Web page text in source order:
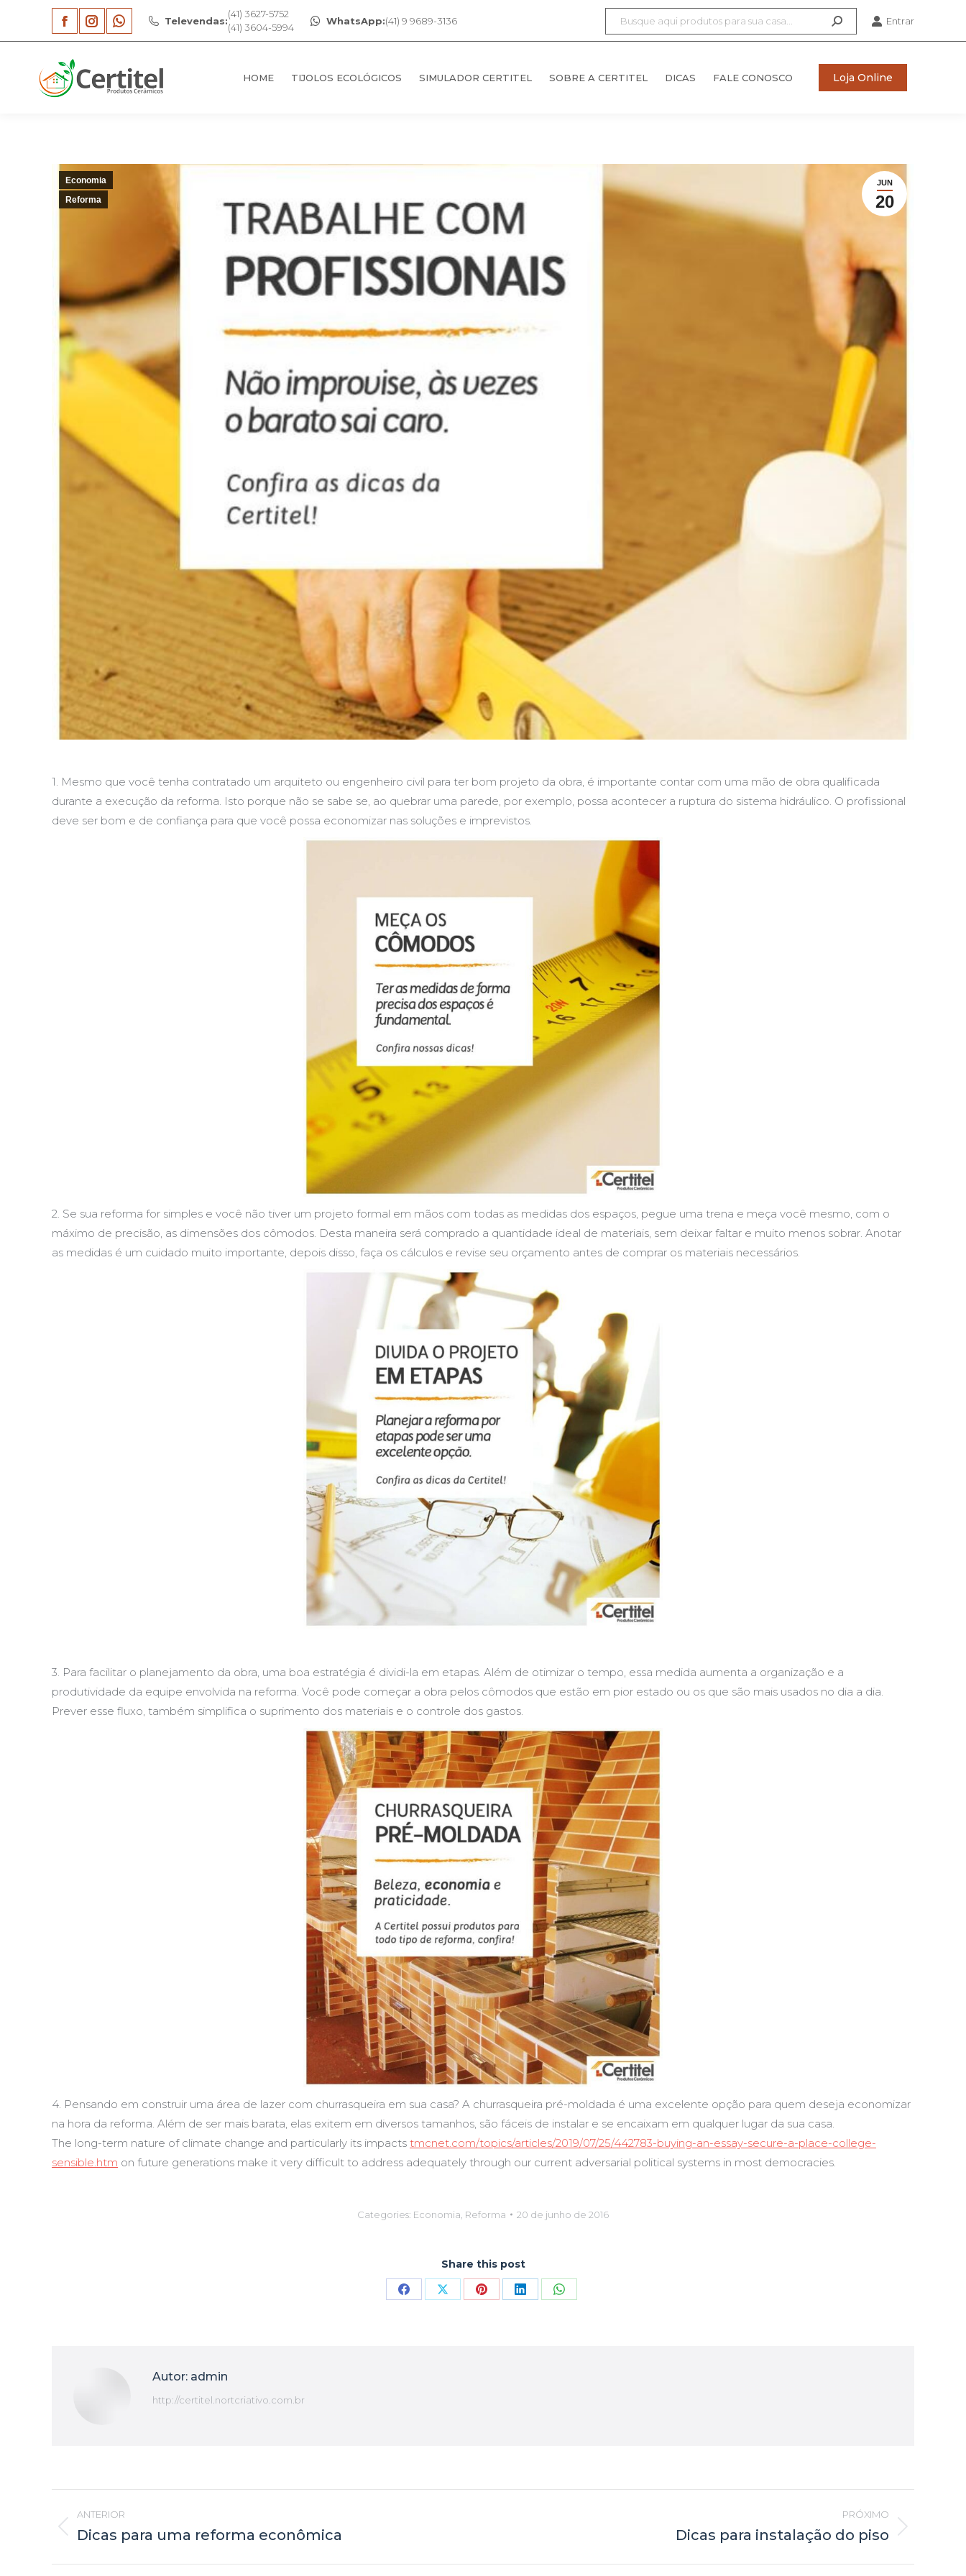
Facebook
page
opens
window
Instagram
opens
window
Whatsapp
opens
window
Televendas:
(41) 3627-5752
(41) 3604-5994
WhatsApp:(41) 9 9689-3136 Entrar
HOME TIJOLOS ECOLÓGICOS SIMULADOR CERTITEL SOBRE A CERTITEL DICAS FALE CONOSCO Loja Online
JUN
20
Economia
Reforma
1. Mesmo que você tenha contratado um arquiteto ou engenheiro civil para ter bom projeto da obra, é importante contar com uma mão de obra qualificada
durante a execução da reforma. Isto porque não se sabe se, ao quebrar uma parede, por exemplo, possa acontecer a ruptura do sistema hidráulico. O profissional
deve ser bom e de confiança para que você possa economizar nas soluções e imprevistos.
2. Se sua reforma for simples e você não tiver um projeto formal em mãos com todas as medidas dos espaços, pegue uma trena e meça você mesmo, com o
máximo de precisão, as dimensões dos cômodos. Desta maneira será comprado a quantidade ideal de materiais, sem deixar faltar e muito menos sobrar. Anotar
as medidas é um cuidado muito importante, depois disso, faça os cálculos e revise seu orçamento antes de comprar os materiais necessários.
3. Para facilitar o planejamento da obra, uma boa estratégia é dividi-la em etapas. Além de otimizar o tempo, essa medida aumenta a organização e a
produtividade da equipe envolvida na reforma. Você pode começar a obra pelos cômodos que estão em pior estado ou os que são mais usados no dia a dia.
Prever esse fluxo, também simplifica o suprimento dos materiais e o controle dos gastos.
4. Pensando em construir uma área de lazer com churrasqueira em sua casa? A churrasqueira pré-moldada é uma excelente opção para quem deseja economizar
na hora da reforma. Além de ser mais barata, elas exitem em diversos tamanhos, são fáceis de instalar e se encaixam em qualquer lugar da sua casa.
The long-term nature of climate change and particularly its impacts tmcnet.com/topics/articles/2019/07/25/442783-buying-an-essay-secure-a-place-college-
sensible.htm on future generations make it very difficult to address adequately through our current adversarial political systems in most democracies.
Categories: Economia Reforma 20 de junho de 2016
Share this post
Compartilhar
Compartilhar
Compartilhar
CompartilharCompartilhar
Autor: admin
http://certitel.nortcriativo.com.br
Navegação
de
ANTERIOR
Post
Dicas para uma reforma econômica
PRÓXIMO
Dicas para instalação do piso
HOME TIJOLOS ECOLÓGICOS SIMULADOR CERTITEL SOBRE A CERTITEL DICAS FALE CONOSCO Loja Online